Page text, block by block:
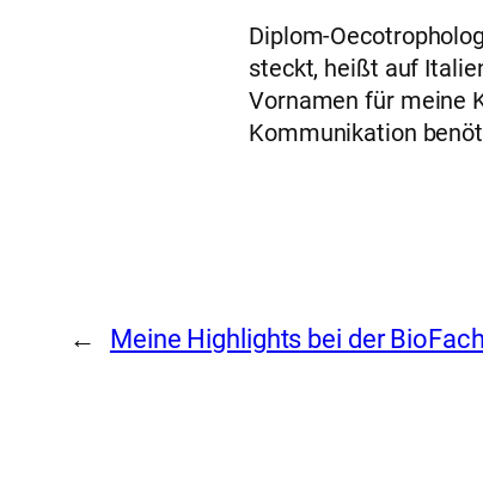
Diplom-
steckt, heißt auf
Vornamen für meine
Kommunikation
← Meine Highlights bei der